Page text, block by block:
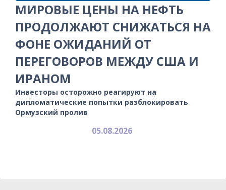
МИРОВЫЕ ЦЕНЫ НА НЕФТЬ
ПРОДОЛЖАЮТ СНИЖАТЬСЯ НА
ФОНЕ ОЖИДАНИЙ ОТ
ПЕРЕГОВОРОВ МЕЖДУ США И
ИРАНОМ
Инвесторы осторожно реагируют на
дипломатические попытки разблокировать
Ормузский пролив
05.08.2026